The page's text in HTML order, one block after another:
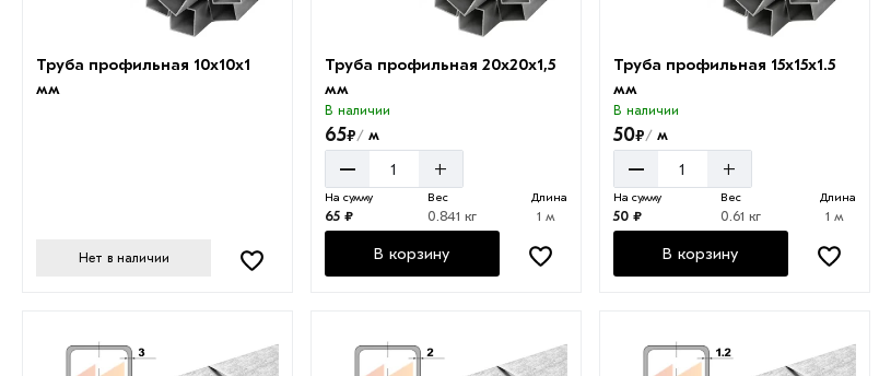
Труба профильная 10х10х1
мм
Нет в наличии
Труба профильная 20х20х1,5
мм
В наличии
65₽/ м
– +
На сумму
65 ₽
Вес
0.841 кг
Длина
1 м
В корзину
Труба профильная 15х15х1.5
мм
В наличии
50₽/ м
– +
На сумму
50 ₽
Вес
0.61 кг
Длина
1 м
В корзину